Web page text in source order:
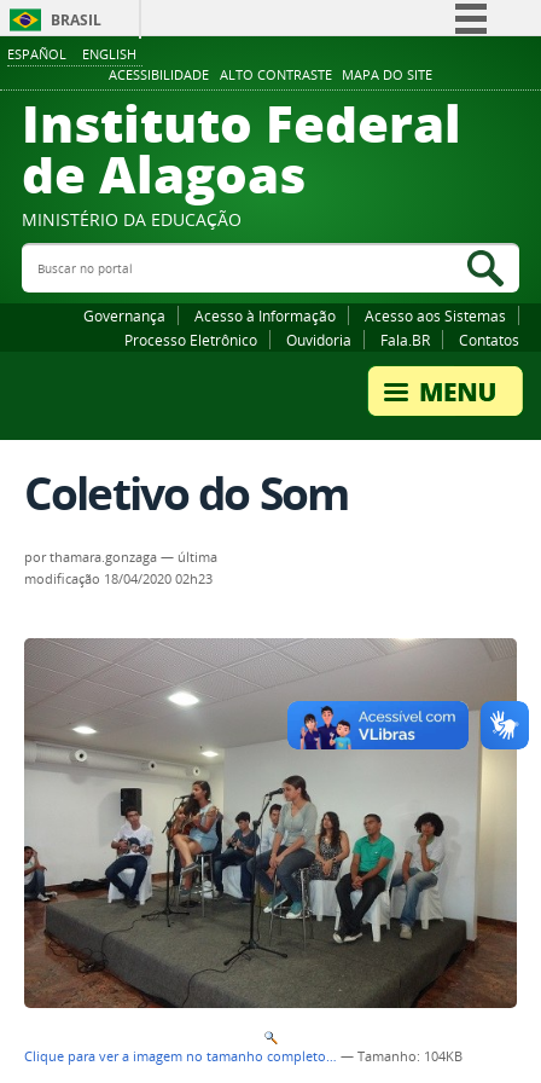
ESPAÑOL ENGLISH
ACESSIBILIDADE ALTO CONTRASTE MAPA DO SITE
BRASIL
Comunica BR
Participe
Canais
Instituto Federal
de Alagoas
MINISTÉRIO DA EDUCAÇÃO
Buscar no portal
Governança Acesso à Informação
Acesso aos Sistemas
Processo Eletrônico
Ouvidoria Fala.BR Contatos
Coletivo do Som
porthamara.gonzaga — última
modificação 18/04/2020 02h23
Clique para ver a imagem no tamanho completo… — Tamanho: 104KB